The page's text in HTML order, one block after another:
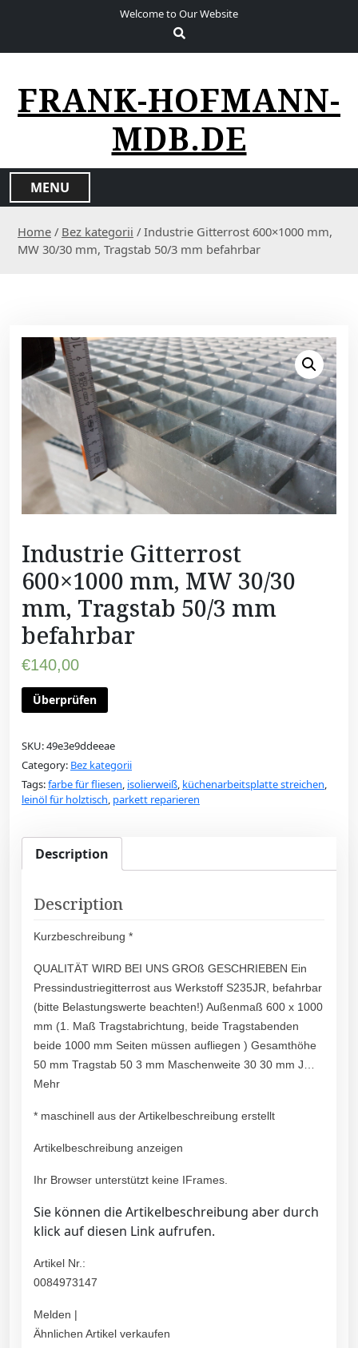
Welcome to Our Website
FRANK-HOFMANN-
MDB.DE
MENU
Home / Bez kategorii / Industrie Gitterrost 600×1000 mm,
MW 30/30 mm, Tragstab 50/3 mm befahrbar
Industrie Gitterrost
600×1000 mm, MW 30/30
mm, Tragstab 50/3 mm
befahrbar
€140,00
Überprüfen
SKU:49e3e9ddeeae
Category: Bez kategorii
Tags:farbe für fliesen isolierweiß küchenarbeitsplatte streichen
leinöl für holztisch parkett reparieren
Description
Description
Kurzbeschreibung *
QUALITÄT WIRD BEI UNS GROß GESCHRIEBEN Ein
Pressindustriegitterrost aus Werkstoff S235JR, befahrbar
(bitte Belastungswerte beachten!) Außenmaß 600 x 1000
mm (1. Maß Tragstabrichtung, beide Tragstabenden
beide 1000 mm Seiten müssen aufliegen ) Gesamthöhe
50 mm Tragstab 50 3 mm Maschenweite 30 30 mm J…
Mehr
* maschinell aus der Artikelbeschreibung erstellt
Artikelbeschreibung anzeigen
Ihr Browser unterstützt keine IFrames.
Sie können die Artikelbeschreibung aber durch
klick auf diesen Link aufrufen.
Artikel Nr.:
0084973147
Melden |
Ähnlichen Artikel verkaufen